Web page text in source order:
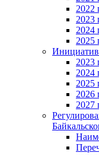
2022
2023
2024
2025
2023
2024
2025
2026
2027